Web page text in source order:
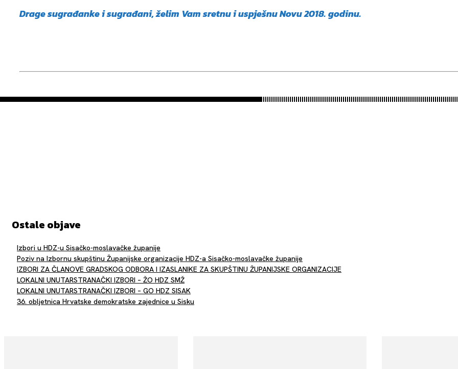
Drage sugrađanke i sugrađani, želim Vam sretnu i uspješnu Novu 2018. godinu.
Ostale objave
Izbori u HDZ-u Sisačko-moslavačke županije
Poziv na Izbornu skupštinu Županijske organizacije HDZ-a Sisačko-moslavačke županije
IZBORI ZA ČLANOVE GRADSKOG ODBORA I IZASLANIKE ZA SKUPŠTINU ŽUPANIJSKE ORGANIZACIJE
LOKALNI UNUTARSTRANAČKI IZBORI – ŽO HDZ SMŽ
LOKALNI UNUTARSTRANAČKI IZBORI – GO HDZ SISAK
36. obljetnica Hrvatske demokratske zajednice u Sisku